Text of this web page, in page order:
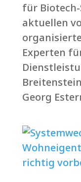
für
aktuellen
Experten
Georg